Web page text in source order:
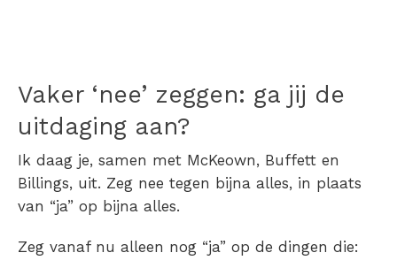
Vaker ‘nee’ zeggen: ga jij de
uitdaging aan?
Ik daag je, samen met McKeown, Buffett en
Billings, uit. Zeg nee tegen bijna alles, in plaats
van “ja” op bijna alles.
Zeg vanaf nu alleen nog “ja” op de dingen die: